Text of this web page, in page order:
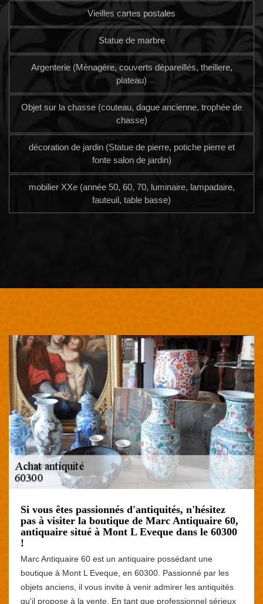
Vieilles cartes postales
Statue de marbre
Argenterie (Ménagère, couverts dépareillés, theillere,
plateau)
Objet sur la chasse (couteau, dague ancienne, trophée de
chasse)
décoration de jardin (Statue de pierre, potiche pierre et
fonte salon de jardin)
mobilier XXe (année 50, 60, 70, luminaire, lampadaire,
fauteuil, table basse)
Si vous êtes passionnés d'antiquités, n'hésitez
pas à visiter la boutique de Marc Antiquaire 60,
antiquaire situé à Mont L Eveque dans le 60300
!
Marc Antiquaire 60 est un antiquaire possédant une
boutique à Mont L Eveque, en 60300. Passionné par les
objets anciens, il vous invite à venir admirer les antiquités
qu'il propose à la vente. En tant que professionnel sérieux